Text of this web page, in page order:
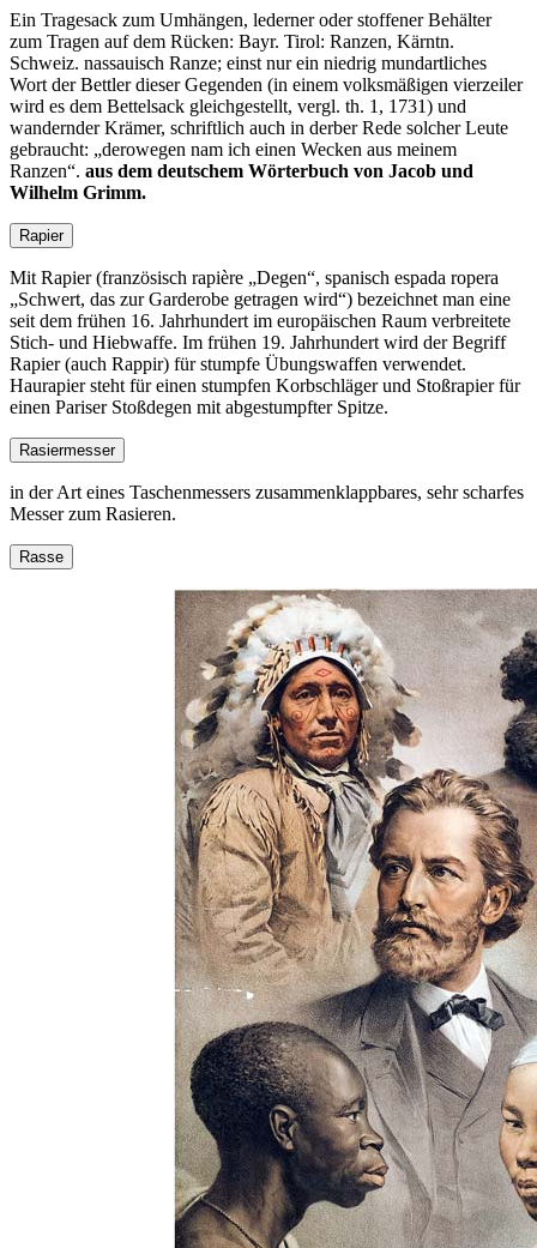
Ein Tragesack zum Umhängen, lederner oder stoffener Behälter
zum Tragen auf dem Rücken: Bayr. Tirol: Ranzen, Kärntn.
Schweiz. nassauisch Ranze; einst nur ein niedrig mundartliches
Wort der Bettler dieser Gegenden (in einem volksmäßigen vierzeiler
wird es dem Bettelsack gleichgestellt, vergl. th. 1, 1731) und
wandernder Krämer, schriftlich auch in derber Rede solcher Leute
gebraucht:
derowegen nam ich einen Wecken aus meinem
Ranzen . aus dem deutschem Wörterbuch von Jacob und
Wilhelm Grimm.
Rapier
Mit Rapier (französisch rapière Degen , spanisch espada ropera
Schwert, das zur Garderobe getragen wird ) bezeichnet man eine
seit dem frühen 16. Jahrhundert im europäischen Raum verbreitete
Stich- und Hiebwaffe. Im frühen 19. Jahrhundert wird der Begriff
Rapier (auch Rappir) für stumpfe Übungswaffen verwendet.
Haurapier steht für einen stumpfen Korbschläger und Stoßrapier für
einen Pariser Stoßdegen mit abgestumpfter Spitze.
Rasiermesser
in der Art eines Taschenmessers zusammenklappbares, sehr scharfes
Messer zum Rasieren.
Rasse